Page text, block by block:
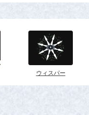
ウィスパー